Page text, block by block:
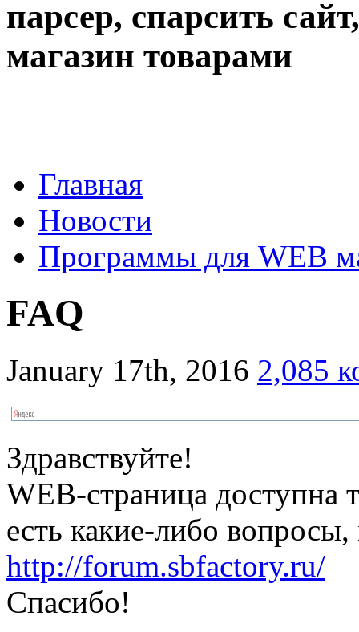
парсер, спарсить
магазин товарами
Главная
Новости
Программы для WEB
FAQ
January 17th, 2016 2,085
Здравствуйте!
WEB-страница доступна
есть какие-либо
http://forum.sbfactory.ru/
Спасибо!